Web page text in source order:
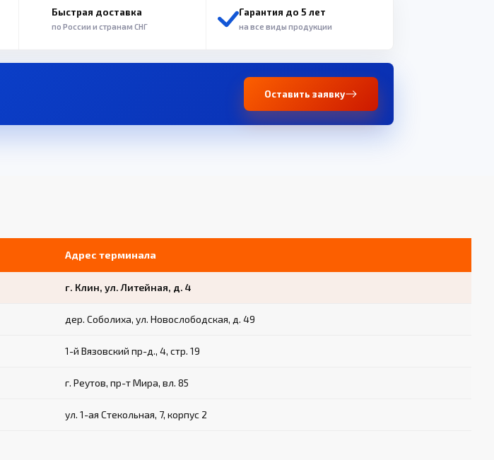
Быстрая доставка
по России и странам СНГ
Гарантия до 5 лет
на все виды продукции
Оставить заявку
Адрес терминала
г. Клин, ул. Литейная, д. 4
дер. Соболиха, ул. Новослободская, д. 49
1-й Вязовский пр-д., 4, стр. 19
г. Реутов, пр-т Мира, вл. 85
ул. 1-ая Стекольная, 7, корпус 2